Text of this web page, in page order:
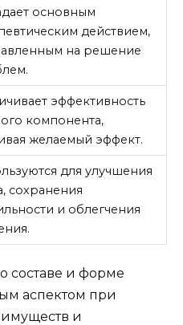
основным
действием,
на решение
эффективность
компонента,
желаемый эффект.
для улучшения
сохранения
и облегчения
составе и форме
аспектом при
и